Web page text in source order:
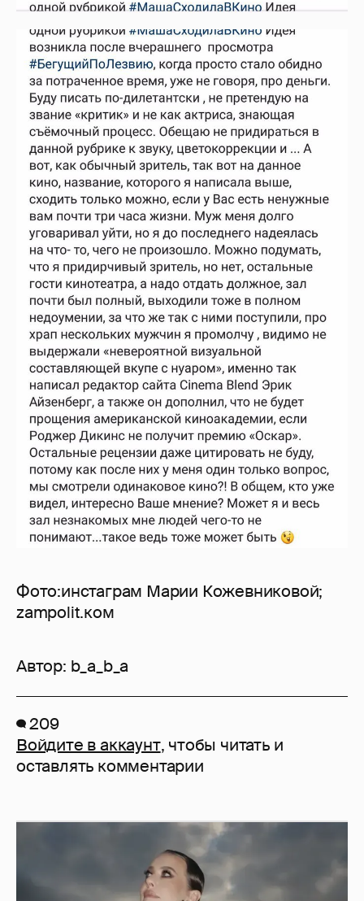
Фото:инстаграм Марии Кожевниковой;
zampolit.ком
Автор: b_a_b_a
209
Войдите в аккаунт, чтобы читать и
оставлять комментарии